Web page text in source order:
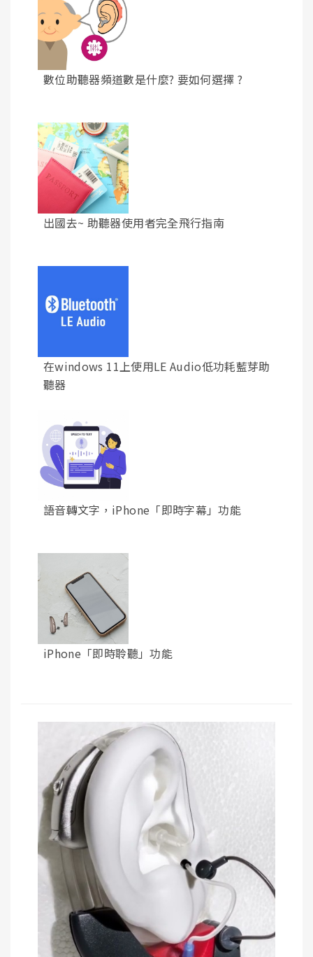
數位助聽器頻道數是什麼? 要如何選擇 ?
出國去~ 助聽器使用者完全飛行指南
在windows 11上使用LE Audio低功耗藍芽助
聽器
語音轉文字，iPhone「即時字幕」功能
iPhone「即時聆聽」功能